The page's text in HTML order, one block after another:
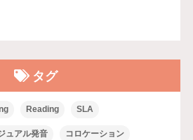
タグ
Reading SLA
ュアル発音 コロケーション